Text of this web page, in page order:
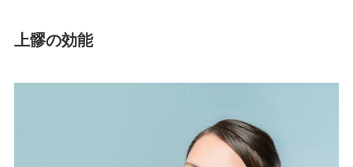
上髎の効能